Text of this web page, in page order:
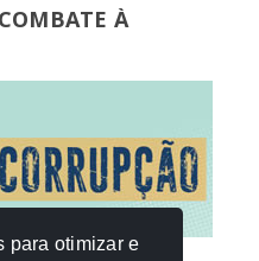
À
para otimizar e